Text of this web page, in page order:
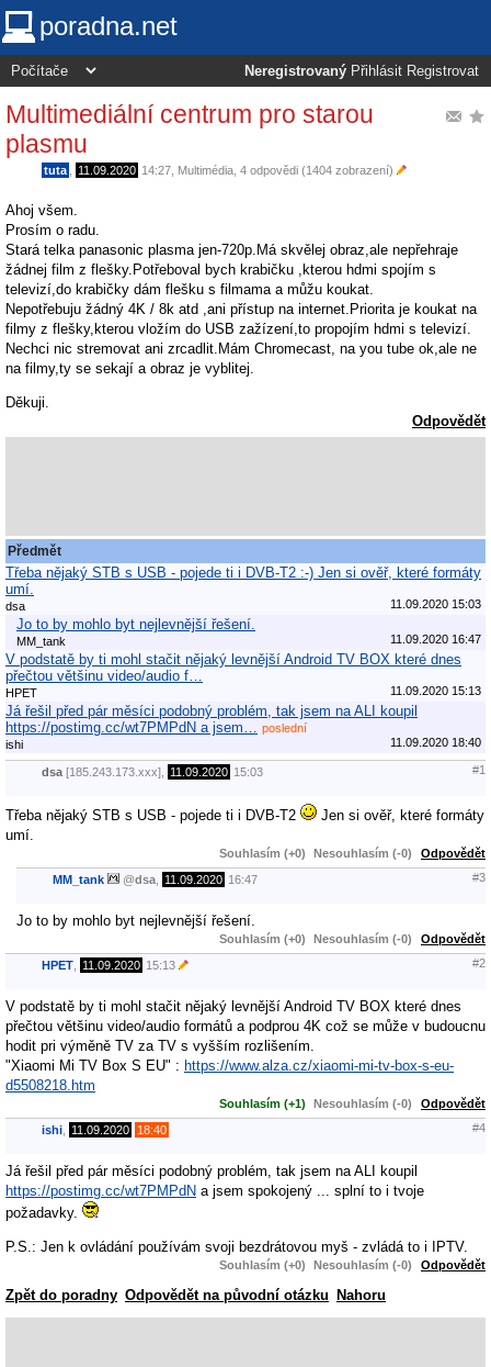
poradna.net
Neregistrovaný Přihlásit Registrovat
Multimediální centrum pro starou
plasmu
tuta 11.09.2020 14:27 Multimédia , 4 odpovědi (1404 zobrazení)
Ahoj všem.
Prosím o radu.
Stará telka panasonic plasma jen-720p.Má skvělej obraz,ale nepřehraje
žádnej film z flešky.Potřeboval bych krabičku ,kterou hdmi spojím s
televizí,do krabičky dám flešku s filmama a můžu koukat.
Nepotřebuju žádný 4K / 8k atd ,ani přístup na internet.Priorita je koukat na
filmy z flešky,kterou vložím do USB zažízení,to propojím hdmi s televizí.
Nechci nic stremovat ani zrcadlit.Mám Chromecast, na you tube ok,ale ne
na filmy,ty se sekají a obraz je vyblitej.
Děkuji.
Odpovědět
Předmět
Třeba nějaký STB s USB - pojede ti i DVB-T2 :-) Jen si ověř, které formáty
umí.
dsa 11.09.2020 15:03
Jo to by mohlo byt nejlevnější řešení.
MM_tank 11.09.2020 16:47
V podstatě by ti mohl stačit nějaký levnější Android TV BOX které dnes
přečtou většinu video/audio f…
HPET 11.09.2020 15:13
Já řešil před pár měsíci podobný problém, tak jsem na ALI koupil
https://postimg.cc/wt7PMPdN a jsem…
poslední
ishi
11.09.2020 18:40
dsa [185.243.173.xxx], 11.09.2020 15:03 #1
Třeba nějaký STB s USB - pojede ti i DVB-T2
Jen si ověř, které formáty
umí.
Souhlasím (+0) Nesouhlasím (-0) Odpovědět
MM_tank @dsa 11.09.2020 16:47 #3
Jo to by mohlo byt nejlevnější řešení.
Souhlasím (+0) Nesouhlasím (-0) Odpovědět
HPET 11.09.2020 15:13 #2
V podstatě by ti mohl stačit nějaký levnější Android TV BOX které dnes
přečtou většinu video/audio formátů a podprou 4K což se může v budoucnu
hodit pri výměně TV za TV s vyšším rozlišením.
"Xiaomi Mi TV Box S EU" : https://www.alza.cz/xiaomi-mi-tv-box-s-eu-
d5508218.htm
Souhlasím (+1) Nesouhlasím (-0) Odpovědět
ishi 11.09.2020 18:40 #4
Já řešil před pár měsíci podobný problém, tak jsem na ALI koupil
https://postimg.cc/wt7PMPdN a jsem spokojený ... splní to i tvoje
požadavky.
P.S.: Jen k ovládání používám svoji bezdrátovou myš - zvládá to i IPTV.
Souhlasím (+0) Nesouhlasím (-0) Odpovědět
Zpět do poradny Odpovědět na původní otázku Nahoru